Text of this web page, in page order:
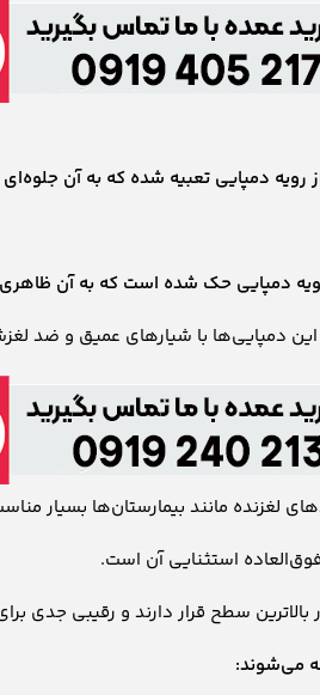
دمپایی تعبیه شده که به آن
رویه دمپایی حک شده است که به آن
این دمپایی‌ها با شیارهای عمیق و ضد
لغزنده مانند بیمارستان‌ها بسیار
استثنایی آن است.
بالاترین سطح قرار دارند و رقیبی جدی
می‌شوند: